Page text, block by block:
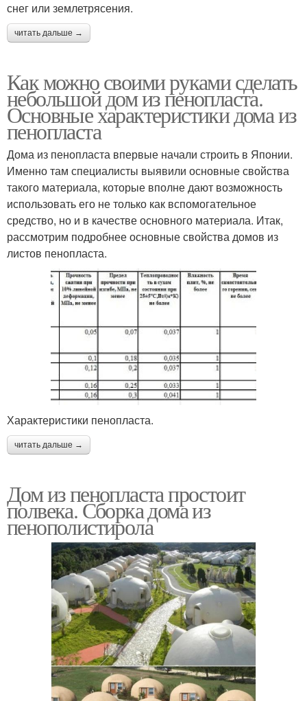
снег или землетрясения.
читать дальше →
Как можно своими руками сделать
небольшой дом из пенопласта.
Основные характеристики дома из
пенопласта
Дома из пенопласта впервые начали строить в Японии.
Именно там специалисты выявили основные свойства
такого материала, которые вполне дают возможность
использовать его не только как вспомогательное
средство, но и в качестве основного материала. Итак,
рассмотрим подробнее основные свойства домов из
листов пенопласта.
Характеристики пенопласта.
читать дальше →
Дом из пенопласта простоит
полвека. Сборка дома из
пенополистирола